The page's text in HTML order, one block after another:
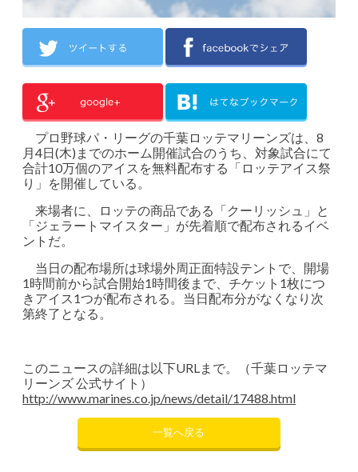
プロ野球パ・リーグの千葉ロッテマリーンズは、8
月4日(木)までのホーム開催試合のうち、対象試合にて
合計10万個のアイスを無料配布する「ロッテアイス祭
り」を開催している。
来場者に、ロッテの商品である「クーリッシュ」と
「ジェラートマイスター」が先着順で配布されるイベ
ントだ。
当日の配布場所は球場外周正面特設テントで、開場
1時間前から試合開始1時間後まで、チケット1枚につ
きアイス1つが配布される。当日配布分がなくなり次
第終了となる。
このニュースの詳細は以下URLまで。（千葉ロッテマ
リーンズ 公式サイト）
http://www.marines.co.jp/news/detail/17488.html
一覧へ戻る